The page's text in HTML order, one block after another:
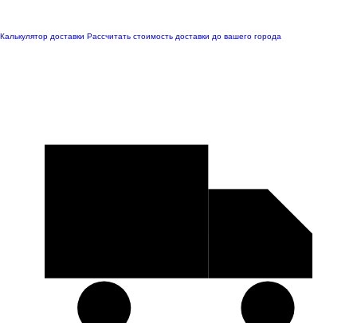
Калькулятор доставки Рассчитать стоимость доставки до вашего города